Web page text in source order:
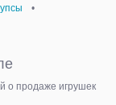
•
о продаже игрушек